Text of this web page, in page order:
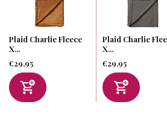
Plaid Charlie Fleece
X...
€29,95
Plaid Charlie
X...
€29,95